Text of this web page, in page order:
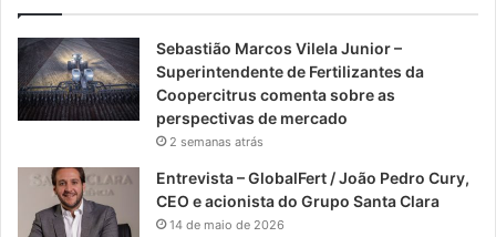
Sebastião Marcos Vilela Junior –
Superintendente de Fertilizantes da
Coopercitrus comenta sobre as
perspectivas de mercado
2 semanas atrás
Entrevista – GlobalFert / João Pedro Cury,
CEO e acionista do Grupo Santa Clara
14 de maio de 2026